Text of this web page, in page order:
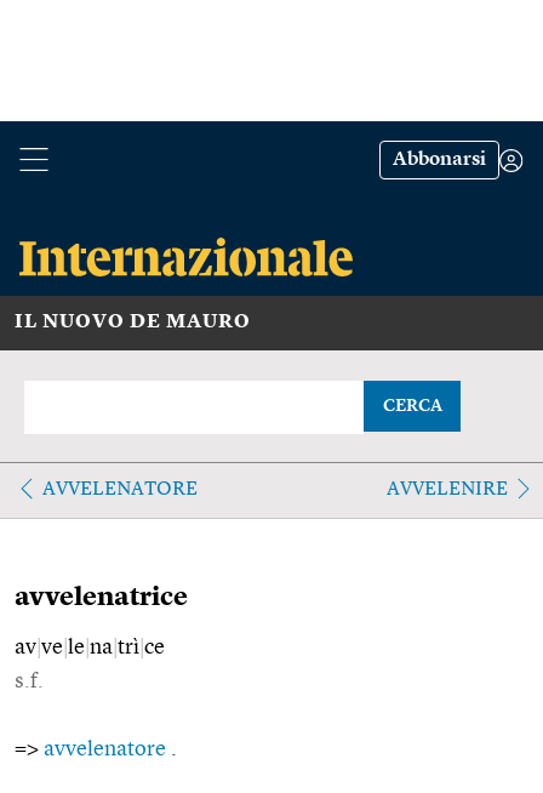
Abbonarsi
IL NUOVO DE MAURO
CERCA
AVVELENATORE AVVELENIRE
avvelenatrice
av ve le na trì ce
s.f.
=> avvelenatore